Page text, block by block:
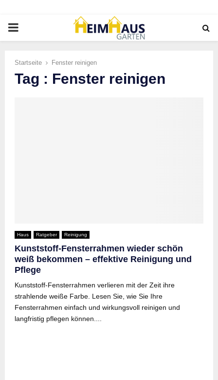
PRIMARY
Startseite Fenster reinigen
Tag : Fenster reinigen
Haus Ratgeber Reinigung
Kunststoff-Fensterrahmen wieder schön
weiß bekommen – effektive Reinigung und
Pflege
Kunststoff-Fensterrahmen verlieren mit der Zeit ihre
strahlende weiße Farbe. Lesen Sie, wie Sie Ihre
Fensterrahmen einfach und wirkungsvoll reinigen und
langfristig pflegen können....